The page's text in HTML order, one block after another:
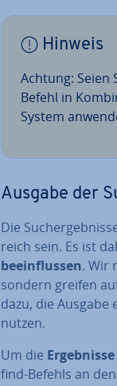
Hinweis
Achtung: Seien
Befehl in
System
Ausgabe der
Die
reich sein. Es ist
be­ein­flus­sen. Wir
sondern greifen
dazu, die Ausgabe
nutzen.
Um die
find-Befehls an